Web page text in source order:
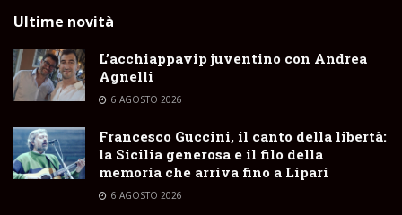
Ultime novità
L’acchiappavip juventino con Andrea
Agnelli
6 AGOSTO 2026
Francesco Guccini, il canto della libertà:
la Sicilia generosa e il filo della
memoria che arriva fino a Lipari
6 AGOSTO 2026